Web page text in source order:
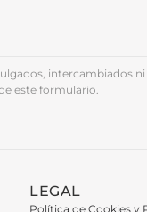
intercambiados
este formulario.
LEGAL
Política de Cookies y